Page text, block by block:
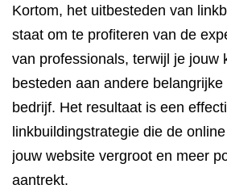
Kortom, het uitbesteden van
staat om te profiteren van de
van professionals, terwijl je jouw
besteden aan andere
bedrijf. Het resultaat is een
linkbuildingstrategie die de
jouw website vergroot en meer
aantrekt.